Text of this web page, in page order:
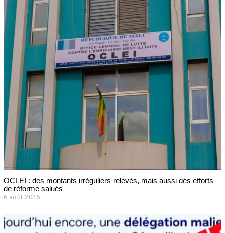
û
0
2
OCLEI : des montants irréguliers relevés, mais aussi des efforts
de réforme salués
6 août 2026